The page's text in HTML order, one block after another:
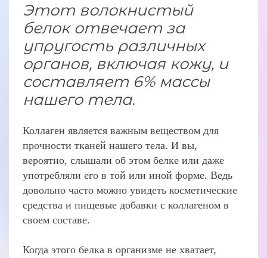
Этот волокнистый
белок отвечает за
упругость различных
органов, включая кожу, и
составляет 6% массы
нашего тела.
Коллаген является важным веществом для
прочности тканей нашего тела. И вы,
вероятно, слышали об этом белке или даже
употребляли его в той или иной форме. Ведь
довольно часто можно увидеть косметические
средства и пищевые добавки с коллагеном в
своем составе.
Когда этого белка в организме не хватает,